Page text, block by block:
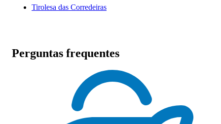
Tirolesa das Corredeiras
Perguntas frequentes